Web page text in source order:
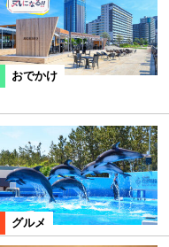
おでかけ
グルメ